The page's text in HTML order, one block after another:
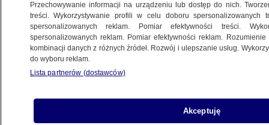
31.03.2024, 12:36Aktualizacja:31.03.2024, 15:06
Udostępnij
Przechowywanie informacji na urządzeniu lub dostęp do nich.
treści. Wykorzystywanie profili w celu doboru spersonalizowanych
spersonalizowanych reklam. Pomiar efektywności treści.
spersonalizowanych reklam. Pomiar efektywności reklam.
kombinacji danych z różnych źródeł. Rozwój i ulepszanie usług.
do wyboru reklam.
Lista partnerów (dostawców)
Akceptuję